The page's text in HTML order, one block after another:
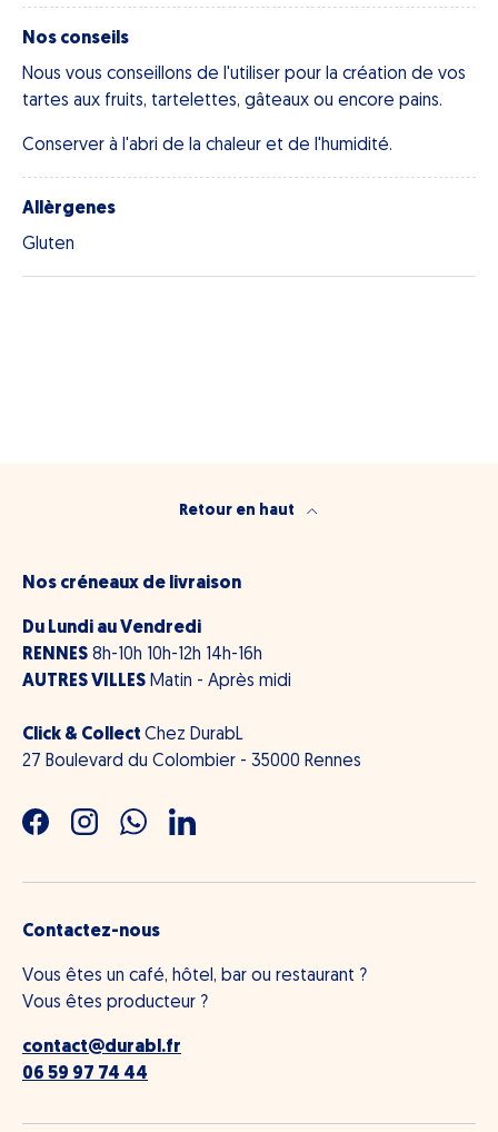
Nos conseils
Nous vous conseillons de l'utiliser pour la création de vos
tartes aux fruits, tartelettes, gâteaux ou encore pains.
Conserver à l'abri de la chaleur et de l'humidité.
Allèrgenes
Gluten
Retour en haut
Nos créneaux de livraison
Du Lundi au Vendredi
RENNES 8h-10h 10h-12h 14h-16h
AUTRES VILLES Matin - Après midi
Click & Collect Chez DurabL
27 Boulevard du Colombier - 35000 Rennes
FacebookInstagramWhatsAppLinkedIn
Contactez-nous
Vous êtes un café, hôtel, bar ou restaurant ?
Vous êtes producteur ?
contact@durabl.fr
06 59 97 74 44